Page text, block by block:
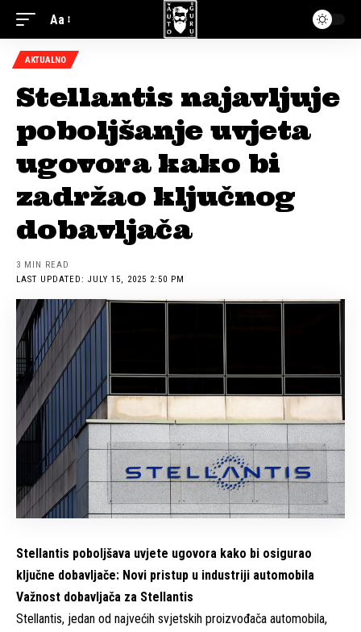
Aa
AKTUALNO
Stellantis najavljuje
poboljšanje uvjeta
ugovora kako bi
zadržao ključnog
dobavljača
LAST UPDATED: JULY 15, 2025 2:50 PM
3 MIN READ
Stellantis poboljšava uvjete ugovora kako bi osigurao
ključne dobavljače: Novi pristup u industriji automobila
Važnost dobavljača za Stellantis
Stellantis, jedan od najvećih svjetskih proizvođača automobila,